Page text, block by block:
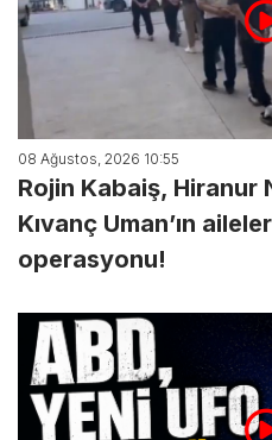
08 Ağustos, 2026 10:55
Rojin Kabaiş, Hiranur
Kıvanç Uman’ın
operasyonu!